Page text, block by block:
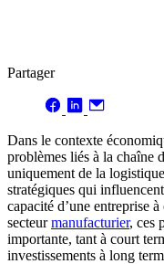
Partager
Dans le contexte
problèmes liés à la chaîne
uniquement de la
stratégiques qui
capacité d’une entreprise
secteurmanufacturier, ces
importante, tant à court
investissements à long